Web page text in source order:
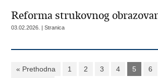
Reforma strukovnog
03.02.2026. | Stranica
« Prethodna 1 2 3 4 5 6